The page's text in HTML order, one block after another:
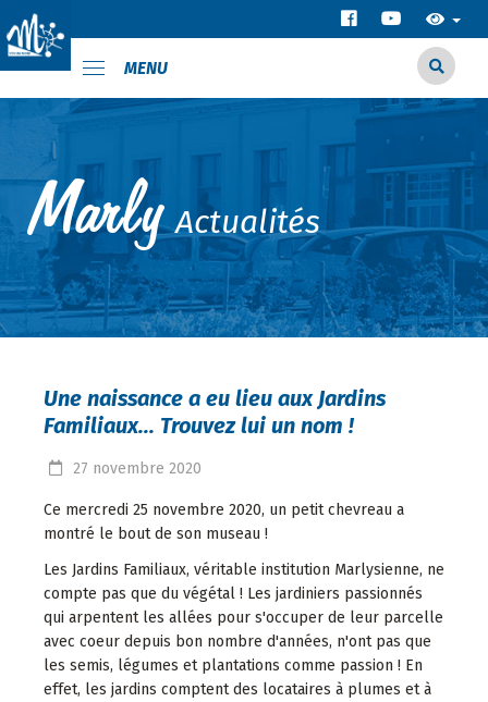
MENU
Actualités
Une naissance a eu lieu aux Jardins
Familiaux... Trouvez lui un nom !
27 novembre 2020
Ce mercredi 25 novembre 2020, un petit chevreau a
montré le bout de son museau !
Les Jardins Familiaux, véritable institution Marlysienne, ne
compte pas que du végétal ! Les jardiniers passionnés
qui arpentent les allées pour s'occuper de leur parcelle
avec coeur depuis bon nombre d'années, n'ont pas que
les semis, légumes et plantations comme passion ! En
effet, les jardins comptent des locataires à plumes et à